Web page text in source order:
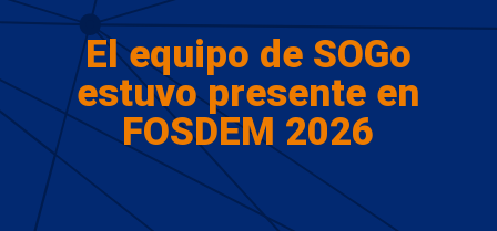
El equipo de SOGo
estuvo presente en
FOSDEM 2026